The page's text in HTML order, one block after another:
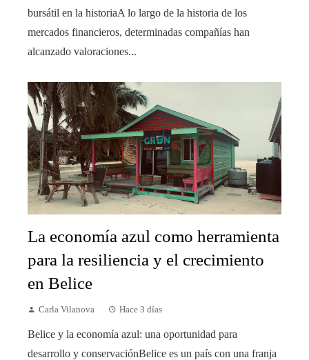
bursátil en la historiaA lo largo de la historia de los
mercados financieros, determinadas compañías han
alcanzado valoraciones...
La economía azul como herramienta
para la resiliencia y el crecimiento
en Belice
Carla Vilanova Hace 3 días
Belice y la economía azul: una oportunidad para
desarrollo y conservaciónBelice es un país con una franja